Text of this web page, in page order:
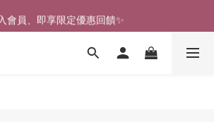
淡水實體門市🤗歡迎蒞臨試穿🎉
會員、即享限定優惠回饋✨
淡水實體門市🤗歡迎蒞臨試穿🎉